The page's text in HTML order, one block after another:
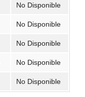
No Disponible
No Disponible
No Disponible
No Disponible
No Disponible